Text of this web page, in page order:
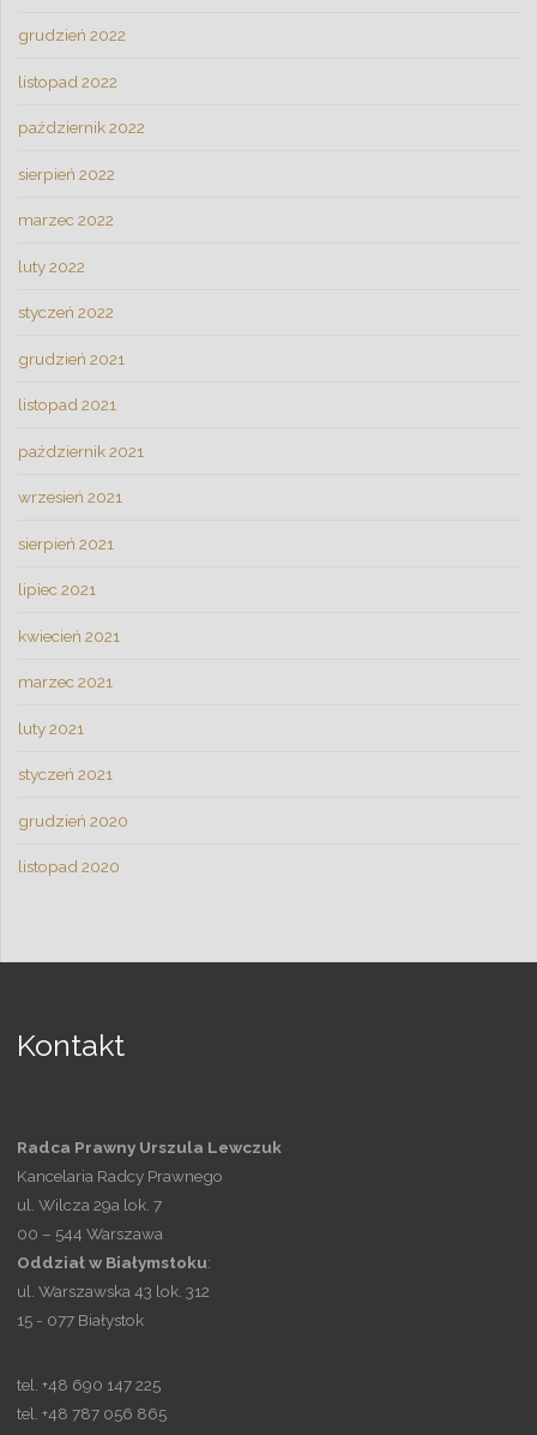
grudzień 2022
listopad 2022
październik 2022
sierpień 2022
marzec 2022
luty 2022
styczeń 2022
grudzień 2021
listopad 2021
październik 2021
wrzesień 2021
sierpień 2021
lipiec 2021
kwiecień 2021
marzec 2021
luty 2021
styczeń 2021
grudzień 2020
listopad 2020
Kontakt
Radca Prawny Urszula Lewczuk
Kancelaria Radcy Prawnego
ul. Wilcza 29a lok. 7
00 – 544 Warszawa
Oddział w Białymstoku:
ul. Warszawska 43 lok. 312
15 - 077 Białystok
tel. +48 690 147 225
tel. +48 787 056 865